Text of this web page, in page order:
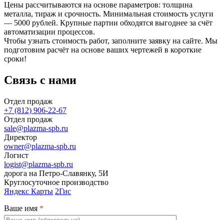
Цены рассчитываются на основе параметров: толщина
металла, тираж и срочность. Минимальная стоимость услуги
— 5000 рублей. Крупные партии обходятся выгоднее за счёт
автоматизации процессов.
Чтобы узнать стоимость работ, заполните заявку на сайте. Мы
подготовим расчёт на основе ваших чертежей в короткие
сроки!
Связь с нами
Отдел продаж
+7 (812) 906-22-67
Отдел продаж
sale@plazma-spb.ru
Директор
owner@plazma-spb.ru
Логист
logist@plazma-spb.ru
дорога на Петро-Славянку, 5И
Круглосуточное производство
Яндекс Карты 2Гис
Ваше имя *